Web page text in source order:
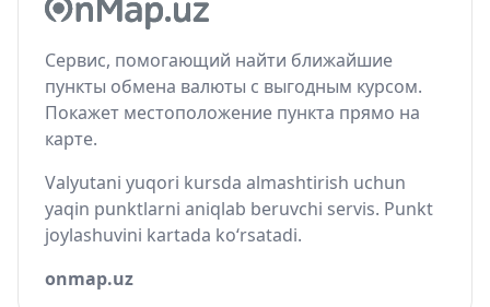
Сервис, помогающий найти ближайшие
пункты обмена валюты с выгодным курсом.
Покажет местоположение пункта прямо на
карте.
Valyutani yuqori kursda almashtirish uchun
yaqin punktlarni aniqlab beruvchi servis. Punkt
joylashuvini kartada ko‘rsatadi.
onmap.uz